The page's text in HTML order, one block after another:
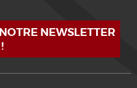
NEWSLETTER
!